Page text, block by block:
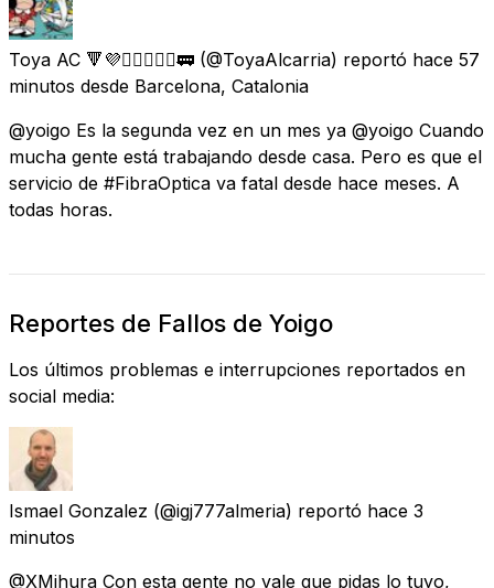
Toya AC 🔻💜🚴🏻‍♀️🚶‍♀️🚃 (@ToyaAlcarria) reportó hace 57
minutos desde Barcelona, Catalonia
@yoigo Es la segunda vez en un mes ya @yoigo Cuando
mucha gente está trabajando desde casa. Pero es que el
servicio de #FibraOptica va fatal desde hace meses. A
todas horas.
Reportes de Fallos de Yoigo
Los últimos problemas e interrupciones reportados en
social media:
Ismael Gonzalez (@igj777almeria) reportó hace 3
minutos
@XMihura Con esta gente no vale que pidas lo tuyo,